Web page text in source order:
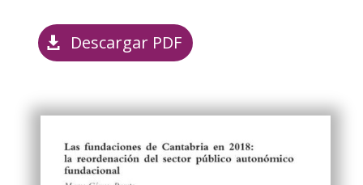
Descargar PDF